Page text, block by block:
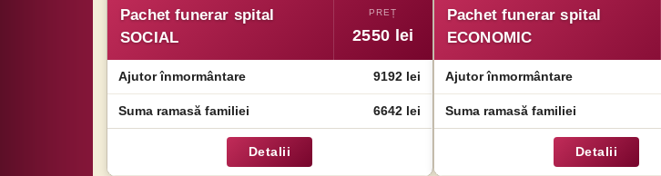
Pachet funerar spital
SOCIAL
2550 lei
Ajutor înmormântare 9192 lei
Suma ramasă familiei 6642 lei
Detalii
Pachet funerar spital
ECONOMIC
Ajutor înmormântare
Suma ramasă familiei
Detalii